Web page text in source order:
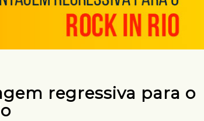
regressiva para o